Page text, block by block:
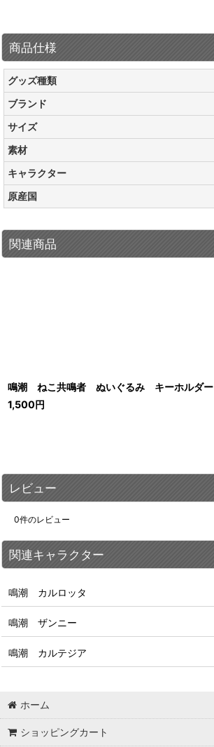
商品仕様
グッズ種類
ブランド
サイズ
素材
キャラクター
原産国
関連商品
鳴潮 ねこ共鳴者 ぬいぐるみ キーホルダー
1,500円
レビュー
0件のレビュー
関連キャラクター
鳴潮 カルロッタ
鳴潮 ザンニー
鳴潮 カルテジア
ホーム
ショッピングカート